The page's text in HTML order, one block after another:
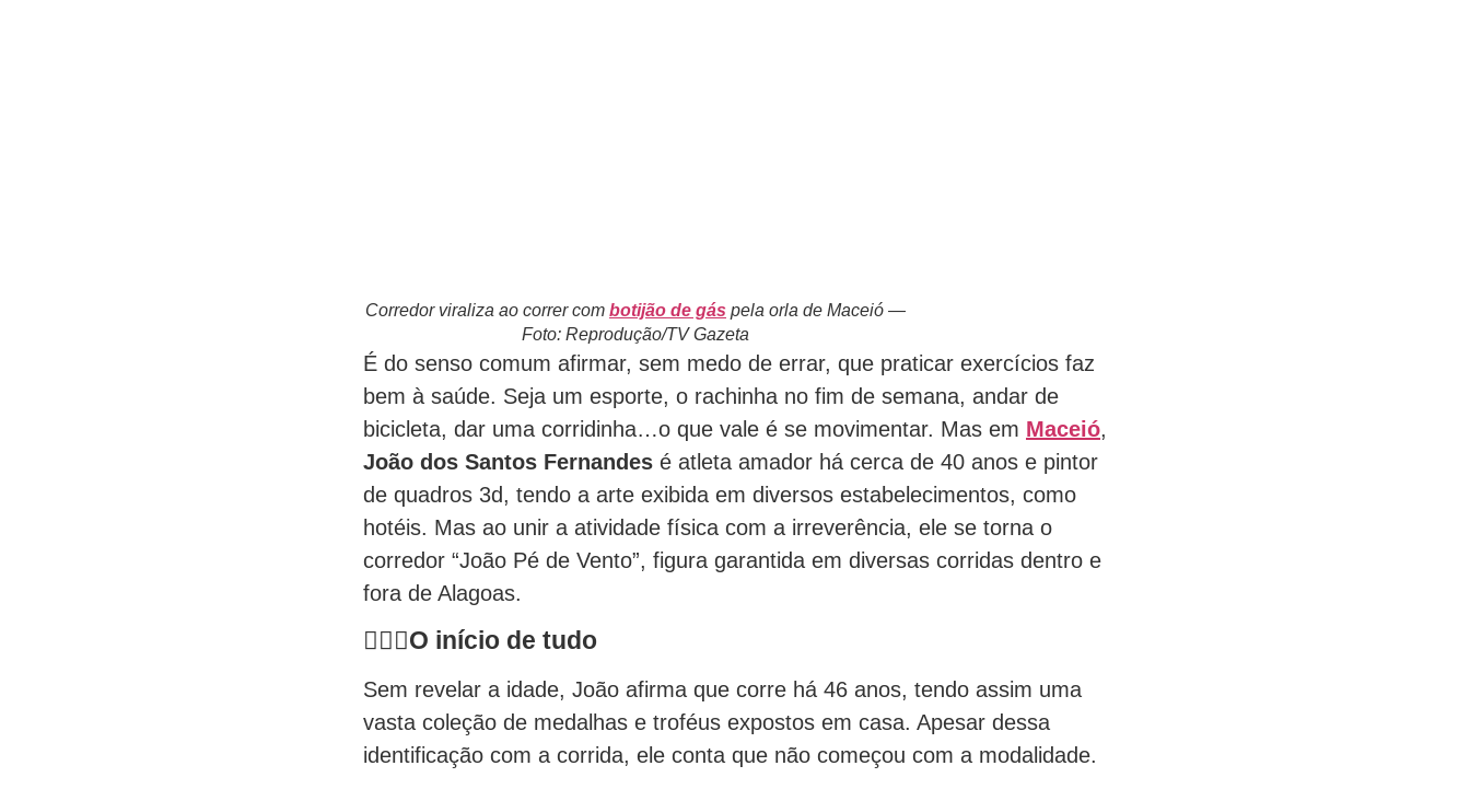
Corredor viraliza ao correr com botijão de gás pela orla de Maceió —
Foto: Reprodução/TV Gazeta
É do senso comum afirmar, sem medo de errar, que praticar exercícios faz
bem à saúde. Seja um esporte, o rachinha no fim de semana, andar de
bicicleta, dar uma corridinha…o que vale é se movimentar. Mas em Maceió,
João dos Santos Fernandes é atleta amador há cerca de 40 anos e pintor
de quadros 3d, tendo a arte exibida em diversos estabelecimentos, como
hotéis. Mas ao unir a atividade física com a irreverência, ele se torna o
corredor “João Pé de Vento”, figura garantida em diversas corridas dentro e
fora de Alagoas.
🏃🏾‍♂️O início de tudo
Sem revelar a idade, João afirma que corre há 46 anos, tendo assim uma
vasta coleção de medalhas e troféus expostos em casa. Apesar dessa
identificação com a corrida, ele conta que não começou com a modalidade.